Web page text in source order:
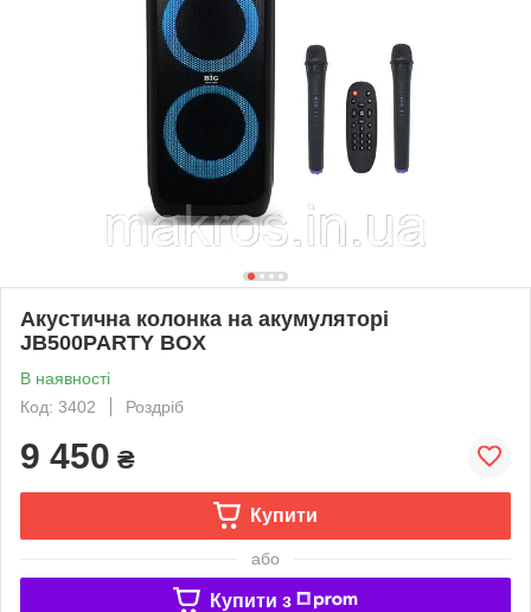
Акустична колонка на акумуляторі
JB500PARTY BOX
В наявності
Код: 3402
Роздріб
9 450 ₴
Купити
або
Купити з